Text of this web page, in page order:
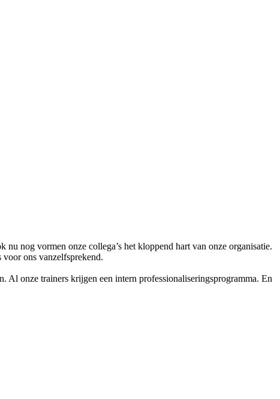
nog vormen onze collega’s het kloppend hart van onze organisatie.
voor ons vanzelfsprekend.
Al onze trainers krijgen een intern professionaliseringsprogramma. En